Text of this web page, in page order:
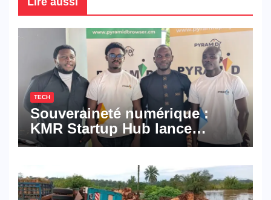
TECH
Souveraineté numérique :
KMR Startup Hub lance
Pyramid Browser et Pyramid
numériques made in
Cameroon